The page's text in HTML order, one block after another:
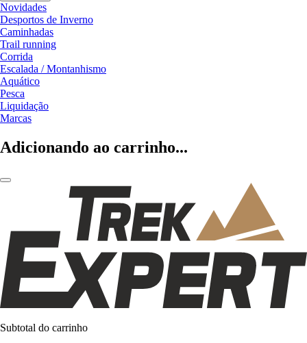
Novidades
Desportos de Inverno
Caminhadas
Trail running
Corrida
Escalada / Montanhismo
Aquático
Pesca
Liquidação
Marcas
Adicionando ao carrinho...
Subtotal do carrinho